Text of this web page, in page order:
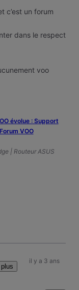
c’est un forum
dans le respect
voo
évolue : Support
VOO
| Routeur ASUS
il y a 3 ans